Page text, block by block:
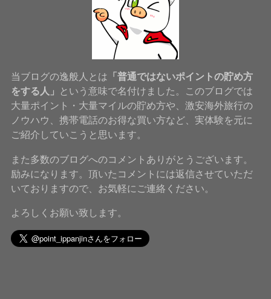
当ブログの逸般人とは 「普通ではないポイントの貯め方
をする人」
という意味で名付けました。このブログでは
大量ポイント・大量マイルの貯め方や、激安海外旅行の
ノウハウ、携帯電話のお得な買い方など、実体験を元に
ご紹介していこうと思います。
また多数のブログへのコメントありがとうございます。
励みになります。頂いたコメントには返信させていただ
いておりますので、お気軽にご連絡ください。
よろしくお願い致します。